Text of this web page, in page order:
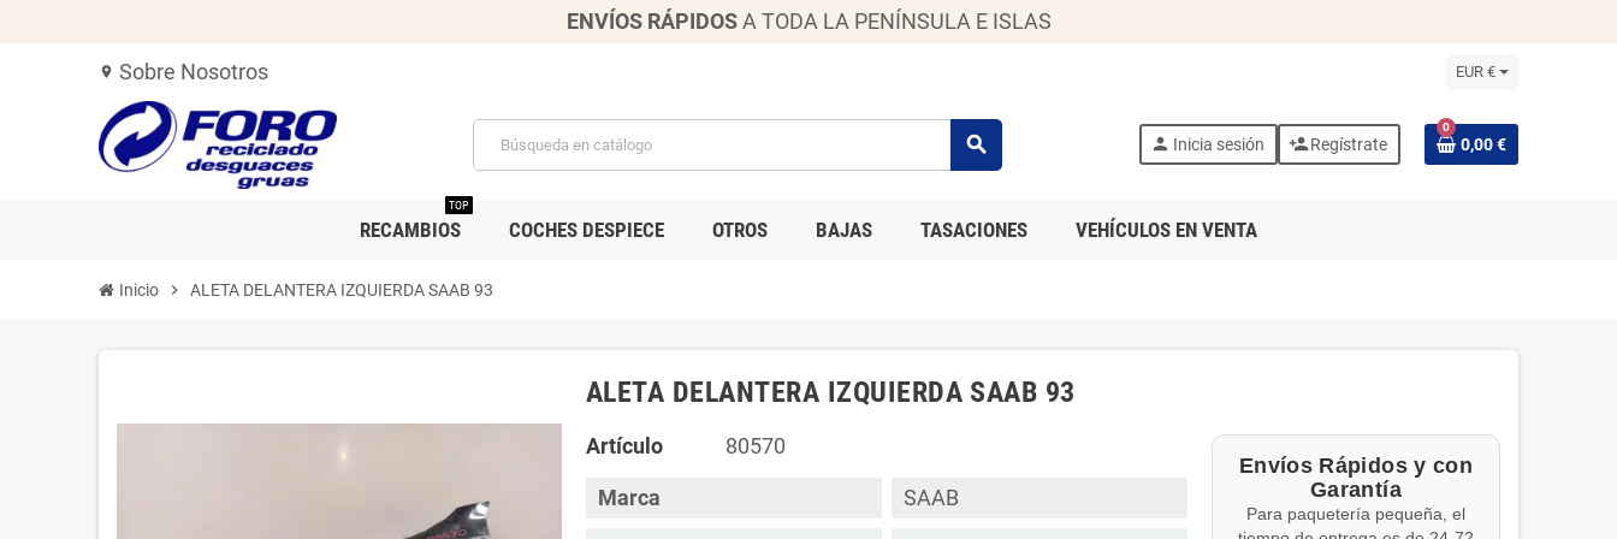
ENVÍOS RÁPIDOS A TODA LA PENÍNSULA E ISLAS
location_on Sobre Nosotros EUR €
search person Inicia sesión person_addRegístrate
0
0,00 €
RECAMBIOS
TOP
COCHES DESPIECE OTROS BAJAS TASACIONES VEHÍCULOS EN VENTA
Inicio chevron_right ALETA DELANTERA IZQUIERDA SAAB 93
ALETA DELANTERA IZQUIERDA SAAB 93
Artículo 80570
Marca
SAAB
Envíos Rápidos y con
Garantía
Para paquetería pequeña, el